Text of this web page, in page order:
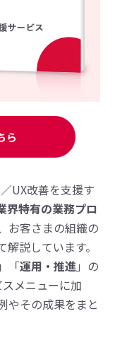
ら
UX改善を支援す
界特有の業務プロ
お客さまの組織の
説しています。
」「運用・推進」の
メニューに加
やその成果をまと